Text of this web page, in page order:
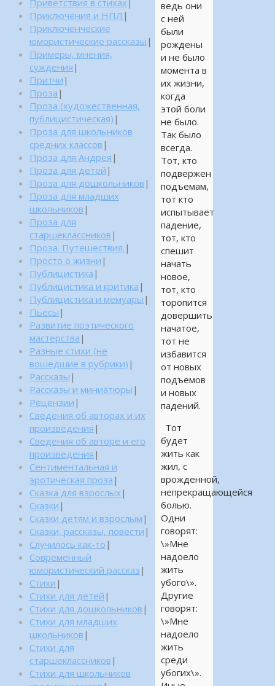
ведь они
с ней
были
рождены
и не было
момента в
их жизни,
когда
этой боли
не было.
Так было
всегда.
Тот, кто
подвержен
подъемам,
тот кто
испытывает
падение,
тот, кто
спешит
начать
новое,
тот, кто
торопится
довершить
начатое,
тот не
избавится
от новых
подъемов
и новых
падений.
Тот
будет
жить как
жил, с
врожденной,
непрекращающейся
болью.
Одни
говорят:
\»Мне
надоело
жить
убого\».
Другие
говорят:
\»Мне
надоело
жить
среди
убогих\».
Приветствия в стихах
Приключения и НПЛ |
Приключенческие
юмористические рассказы |
Примеры, мнения,
суждения |
Притчи |
Проза |
Проза (художественная,
публицистическая) |
Проза для школьников
средних классов |
Проза для Андрея |
Проза для детей |
Проза для дошкольников |
Проза для младших
школьников |
Проза для
старшеклассников |
Проза. Путешествия. |
Просто о жизни |
Публицистика |
Публицистика и критика |
Публицистика и мемуары |
Пьесы |
Развитие поэтического
мастерства |
Разные стихи (не
вошедшие в рубрики) |
Рассказы |
Рассказы и миниатюры |
Рецензии |
Сведения об авторах и их
произведения |
Сведения об авторе и его
произведения |
Сентиментальная и
эротическая проза |
Сказка для взрослых |
Сказки |
Сказки детям и взрослым |
Сказки, рассказы, повести |
Случилось как-то |
Современный
юмористический рассказ |
Стихи |
Стихи для детей |
Стихи для дошкольников |
Стихи для младших
школьников |
Стихи для
старшеклассников |
Стихи для школьников